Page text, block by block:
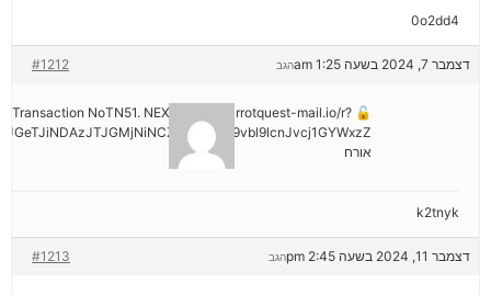
0o2dd4
דצמבר 7, 2024 בשעה 1:25 am #1212 הגב
Transaction NoTN51. NEXT => out.carrotquest-mail.io/r?
אורח
k2tnyk
דצמבר 11, 2024 בשעה 2:45 pm #1213 הגב